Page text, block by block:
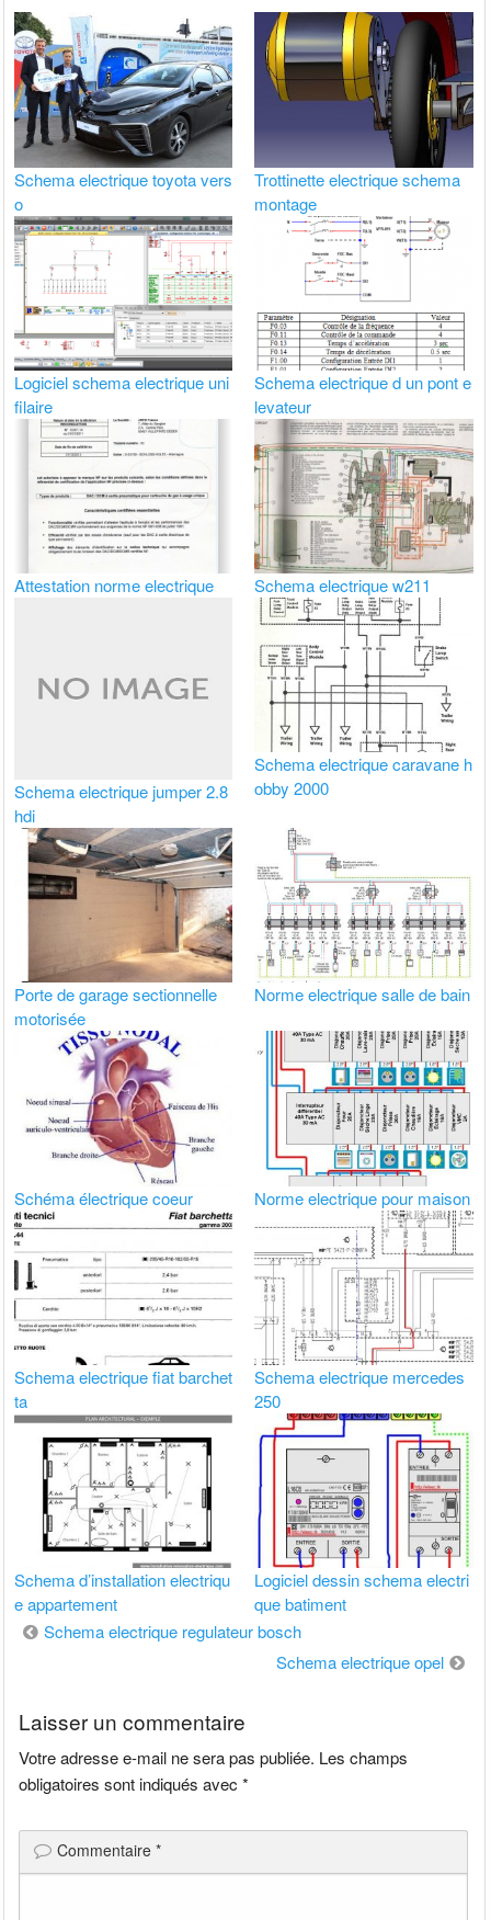
Schema electrique toyota vers
o
Trottinette electrique schema
montage
Logiciel schema electrique uni
filaire
Schema electrique d un pont e
levateur
Attestation norme electrique Schema electrique w211
Schema electrique jumper 2.8
hdi
Schema electrique caravane h
obby 2000
Porte de garage sectionnelle
motorisée
Norme electrique salle de bain
Schéma électrique coeur Norme electrique pour maison
Schema electrique fiat barchet
ta
Schema electrique mercedes
250
Schema d’installation electriqu
e appartement
Logiciel dessin schema electri
que batiment
Navigation
Schema electrique regulateur bosch
Schema electrique opel
Laisser un commentaire
Votre adresse e-mail ne sera pas publiée. Les champs
obligatoires sont indiqués avec*
Commentaire*